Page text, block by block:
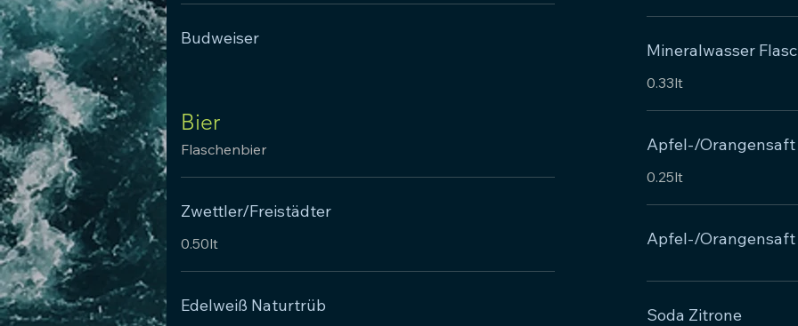
Budweiser
Bier
Flaschenbier
Zwettler/Freistädter
0.50lt
Edelweiß Naturtrüb
Mineralwasser
0.33lt
Apfel-/Orangensaft
0.25lt
Apfel-/Orangensaft
Soda Zitrone